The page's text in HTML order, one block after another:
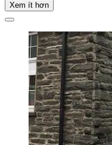
Xem ít hơn